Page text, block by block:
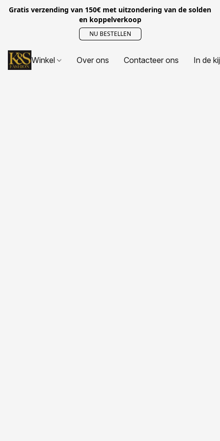
Gratis verzending van 150€ met uitzondering van de solden
en koppelverkoop
NU BESTELLEN
Winkel Over ons Contacteer ons In de